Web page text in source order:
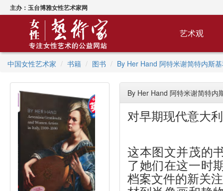
主办：玉台博雅女性艺术家网
艺术观
中国女性艺术家 书籍 图书 By Her Hand 阿特米谢简特内斯
By Her Hand 阿特米谢简特内
对早期现代意大
这本图文并茂的
了她们在这一时
档案文件的新关